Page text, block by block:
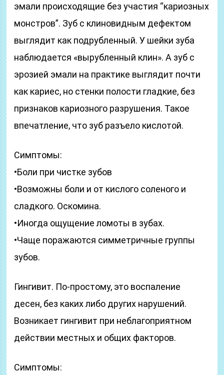
эмали происходящие без участия “кариозных
монстров”. Зуб с клиновидным дефектом
выглядит как подрубленный. У шейки зуба
наблюдается «вырубленный клин». А зуб с
эрозией эмали на практике выглядит почти
как кариес, но стенки полости гладкие, без
признаков кариозного разрушения. Такое
впечатление, что зуб разъело кислотой.
Симптомы:
•Боли при чистке зубов
•Возможны боли и от кислого соленого и
сладкого. Оскомина.
•Иногда ощущение ломоты в зубах.
•Чаще поражаются симметричные группы
зубов.
Гингивит. По-простому, это воспаление
десен, без каких либо других нарушений.
Возникает гингивит при неблагоприятном
действии местных и общих факторов.
Симптомы: